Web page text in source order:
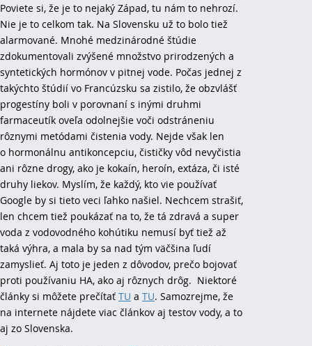
Poviete si, že je to nejaký Západ, tu nám to nehrozí.
Nie je to celkom tak. Na Slovensku už to bolo tiež
alarmované. Mnohé medzinárodné štúdie
zdokumentovali zvýšené množstvo prirodzených a
syntetických hormónov v pitnej vode. Počas jednej z
takýchto štúdií vo Francúzsku sa zistilo, že obzvlášť
progestíny boli v porovnaní s inými druhmi
farmaceutík oveľa odolnejšie voči odstráneniu
rôznymi metódami čistenia vody. Nejde však len
o hormonálnu antikoncepciu, čističky vôd nevyčistia
ani rôzne drogy, ako je kokaín, heroín, extáza, či isté
druhy liekov. Myslím, že každý, kto vie používať
Google by si tieto veci ľahko našiel. Nechcem strašiť,
len chcem tiež poukázať na to, že tá zdravá a super
voda z vodovodného kohútiku nemusí byť tiež až
taká výhra, a mala by sa nad tým väčšina ľudí
zamyslieť. Aj toto je jeden z dôvodov, prečo bojovať
proti používaniu HA, ako aj rôznych drôg. Niektoré
články si môžete prečítať TU a TU. Samozrejme, že
na internete nájdete viac článkov aj testov vody, a to
aj zo Slovenska.